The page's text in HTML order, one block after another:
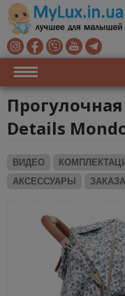
Details
ВИДЕО
АКСЕССУАРЫ